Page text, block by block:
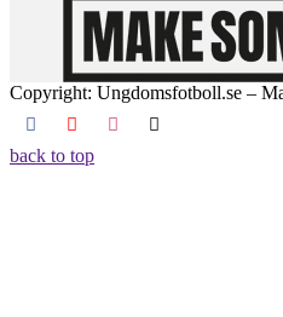
Copyright: Ungdomsfotboll.se –
back to top